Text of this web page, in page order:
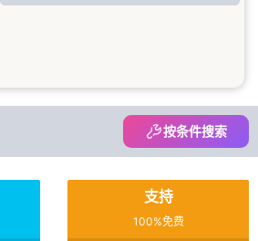
按条件搜索
支持
100%免费